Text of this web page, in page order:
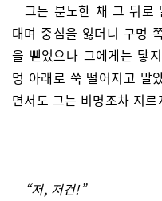
그는 분노한 채 그 뒤로
대며 중심을 잃더니 구멍
을 뻗었으나 그에게는 닿
멍 아래로 쑥 떨어지고 말
면서도 그는 비명조차 지
“저, 저건!”